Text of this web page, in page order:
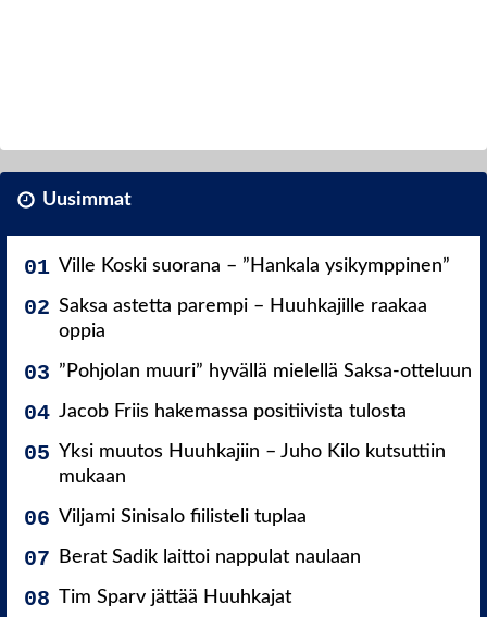
Uusimmat
Ville Koski suorana – ”Hankala ysikymppinen”
Saksa astetta parempi – Huuhkajille raakaa
oppia
”Pohjolan muuri” hyvällä mielellä Saksa-otteluun
Jacob Friis hakemassa positiivista tulosta
Yksi muutos Huuhkajiin – Juho Kilo kutsuttiin
mukaan
Viljami Sinisalo fiilisteli tuplaa
Berat Sadik laittoi nappulat naulaan
Tim Sparv jättää Huuhkajat